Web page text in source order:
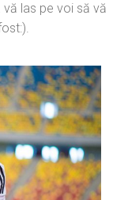
las pe voi să vă